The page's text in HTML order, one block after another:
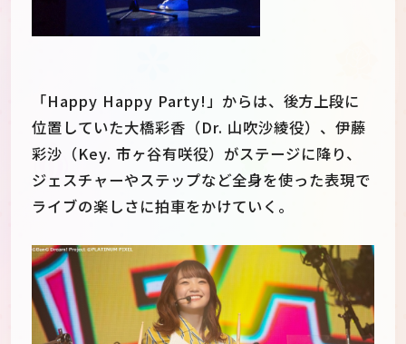
「Happy Happy Party!」からは、後方上段に
位置していた大橋彩香（Dr. 山吹沙綾役）、伊藤
彩沙（Key. 市ヶ谷有咲役）がステージに降り、
ジェスチャーやステップなど全身を使った表現で
ライブの楽しさに拍車をかけていく。